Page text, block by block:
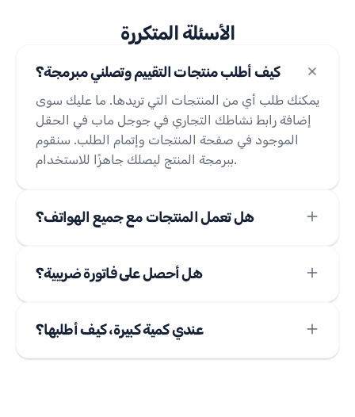
الأسئلة المتكررة
كيف أطلب منتجات التقييم وتصلني مبرمجة؟
يمكنك طلب أي من المنتجات التي تريدها. ما عليك سوى
إضافة رابط نشاطك التجاري في جوجل ماب في الحقل
الموجود في صفحة المنتجات وإتمام الطلب. سنقوم
ببرمجة المنتج ليصلك جاهزًا للاستخدام.
هل تعمل المنتجات مع جميع الهواتف؟
هل أحصل على فاتورة ضريبية؟
عندي كمية كبيرة، كيف أطلبها؟